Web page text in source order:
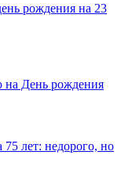
рождения на 23
День рождения
лет: недорого, но